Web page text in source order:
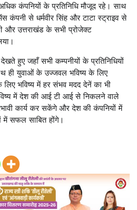
कंपनियों के प्रतिनिधि मौजूद रहे। साथ
कंपनी से धर्मवीर सिंह और टाटा स्ट्राइव से
और उत्तराखंड के सभी प्रोजेक्ट
हुए जहाँ सभी कम्पनीयों के प्रतिनिधियों
ही युवाओं के उज्जवल भविष्य के लिए
भविष्य में हर संभव मदद देनें का भी
में देश की आई टी आई से निकलने वाले
कार्य कर सकेंगे और देश की कंपनियों में
में सफल साबित होंगे।